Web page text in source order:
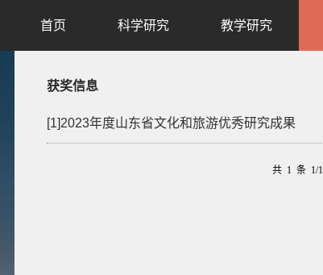
首页 科学研究 教学研究
获奖信息
[1]2023年度山东省文化和旅游优秀研究成果
共 1 条 1/1